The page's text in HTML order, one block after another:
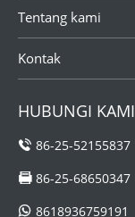
Tentang kami
Kontak
HUBUNGI KAMI
86-25-52155837
86-25-68650347
8618936759191